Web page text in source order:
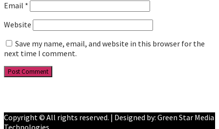
Email *
Website
Save my name, email, and website in this browser for the
next time I comment.
Copyright © All rights reserved. | Designed by: Green Star Media